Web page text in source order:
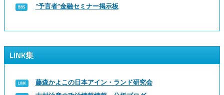
“予言者”金融セミナー掲示板
LINK集
藤森かよこの日本アイン・ランド研究会